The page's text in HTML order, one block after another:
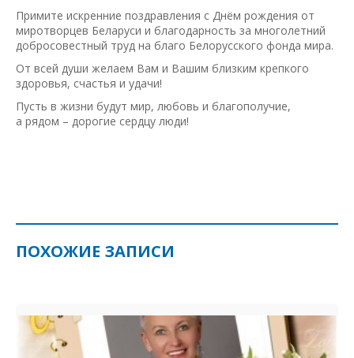
Примите искренние поздравления с Днём рождения от
миротворцев Беларуси и благодарность за многолетний
добросовестный труд на благо Белорусского фонда мира.
От всей души желаем Вам и Вашим близким крепкого
здоровья, счастья и удачи!
Пусть в жизни будут мир, любовь и благополучие,
а рядом – дорогие сердцу люди!
ПОХОЖИЕ ЗАПИСИ